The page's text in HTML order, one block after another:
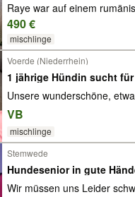
Raye war auf einem
490 €
mischlinge
Voerde (Niederrhein)
1 jährige Hündin sucht
Unsere wunderschöne,
VB
mischlinge
Stemwede
Hundesenior in gute
Wir müssen uns Leider